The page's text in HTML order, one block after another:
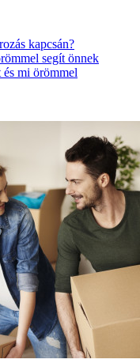
kapcsán?
segít önnek
mi örömmel